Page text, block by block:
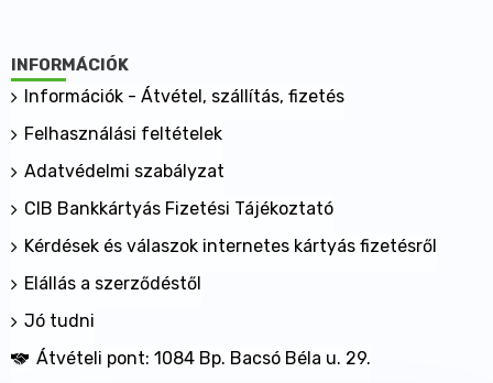
INFORMÁCIÓK
Információk - Átvétel, szállítás, fizetés
Felhasználási feltételek
Adatvédelmi szabályzat
CIB Bankkártyás Fizetési Tájékoztató
Kérdések és válaszok internetes kártyás fizetésről
Elállás a szerződéstől
Jó tudni
Átvételi pont: 1084 Bp. Bacsó Béla u. 29.